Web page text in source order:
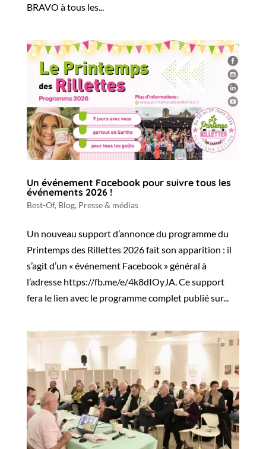
BRAVO à tous les...
Un événement Facebook pour suivre tous les
événements 2026 !
Best-Of, Blog, Presse & médias
Un nouveau support d’annonce du programme du
Printemps des Rillettes 2026 fait son apparition : il
s’agit d’un « événement Facebook » général à
l’adresse https://fb.me/e/4k8dIOyJA. Ce support
fera le lien avec le programme complet publié sur...